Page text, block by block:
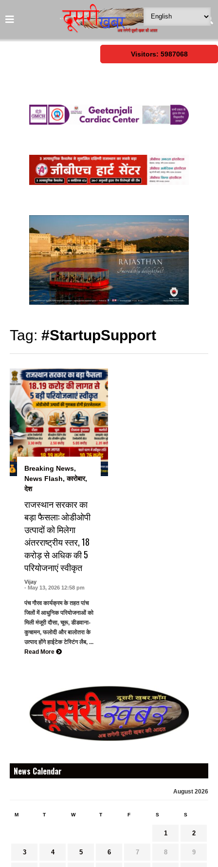
Visitors: 5987068
Tag: #StartupSupport
Breaking News,
News Flash,कारोबार,
देश
राजस्थान सरकार का
बड़ा फैसला: ओडीओपी
उत्पादों को मिलेगा
अंतरराष्ट्रीय स्तर, 18
करोड़ से अधिक की 5
परियोजनाएं स्वीकृत
Vijay
- May 13, 2026 12:58 pm
पंच गौरव कार्यक्रम के तहत पांच
जिलों में आधुनिक परियोजनाओं को
मिली मंजूरी दौसा, चूरू, डीडवाना-
कुचामन, फलोदी और बालोतरा के
उत्पाद होंगे हाईटेक टेस्टिंग लैब, ...
Read More
News Calendar
August 2026
M T W T F S S
1 2
3 4 5 6 7 8 9